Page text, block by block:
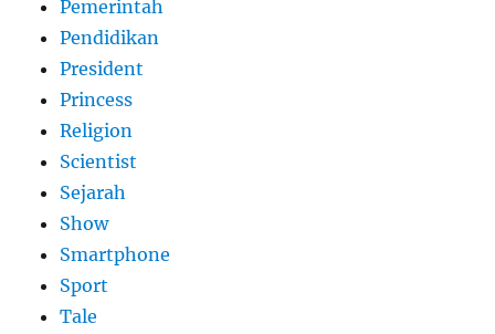
Pemerintah
Pendidikan
President
Princess
Religion
Scientist
Sejarah
Show
Smartphone
Sport
Tale